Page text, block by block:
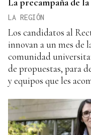
LA REGIÓN
Los candidatos al
innovan a un mes de
comunidad
de propuestas, para
y equipos que les